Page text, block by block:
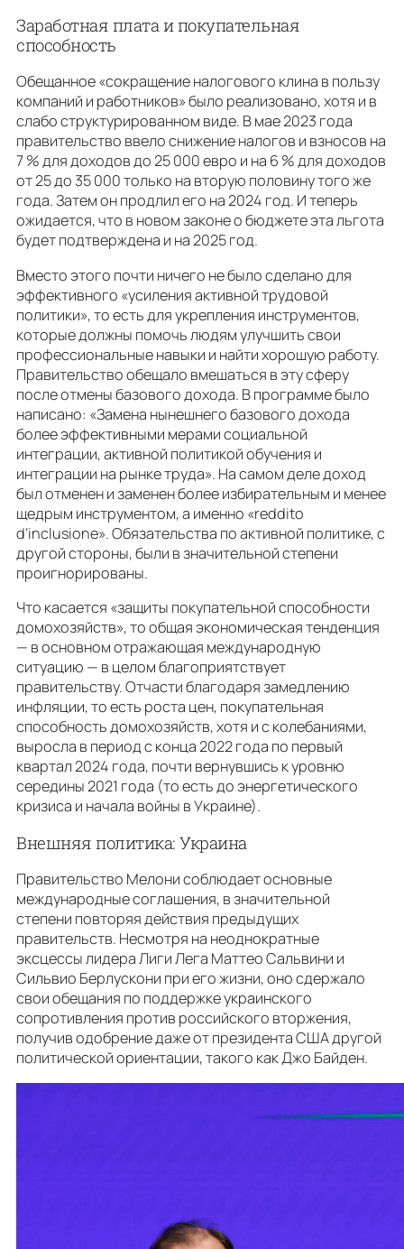
Заработная плата и покупательная
способность
Обещанное «сокращение налогового клина в пользу
компаний и работников» было реализовано, хотя и в
слабо структурированном виде. В мае 2023 года
правительство ввело снижение налогов и взносов на
7 % для доходов до 25 000 евро и на 6 % для доходов
от 25 до 35 000 только на вторую половину того же
года. Затем он продлил его на 2024 год. И теперь
ожидается, что в новом законе о бюджете эта льгота
будет подтверждена и на 2025 год.
Вместо этого почти ничего не было сделано для
эффективного «усиления активной трудовой
политики», то есть для укрепления инструментов,
которые должны помочь людям улучшить свои
профессиональные навыки и найти хорошую работу.
Правительство обещало вмешаться в эту сферу
после отмены базового дохода. В программе было
написано: «Замена нынешнего базового дохода
более эффективными мерами социальной
интеграции, активной политикой обучения и
интеграции на рынке труда». На самом деле доход
был отменен и заменен более избирательным и менее
щедрым инструментом, а именно «reddito
d’inclusione». Обязательства по активной политике, с
другой стороны, были в значительной степени
проигнорированы.
Что касается «защиты покупательной способности
домохозяйств», то общая экономическая тенденция
— в основном отражающая международную
ситуацию — в целом благоприятствует
правительству. Отчасти благодаря замедлению
инфляции, то есть роста цен, покупательная
способность домохозяйств, хотя и с колебаниями,
выросла в период с конца 2022 года по первый
квартал 2024 года, почти вернувшись к уровню
середины 2021 года (то есть до энергетического
кризиса и начала войны в Украине).
Внешняя политика: Украина
Правительство Мелони соблюдает основные
международные соглашения, в значительной
степени повторяя действия предыдущих
правительств. Несмотря на неоднократные
эксцессы лидера Лиги Лега Маттео Сальвини и
Сильвио Берлускони при его жизни, оно сдержало
свои обещания по поддержке украинского
сопротивления против российского вторжения,
получив одобрение даже от президента США другой
политической ориентации, такого как Джо Байден.